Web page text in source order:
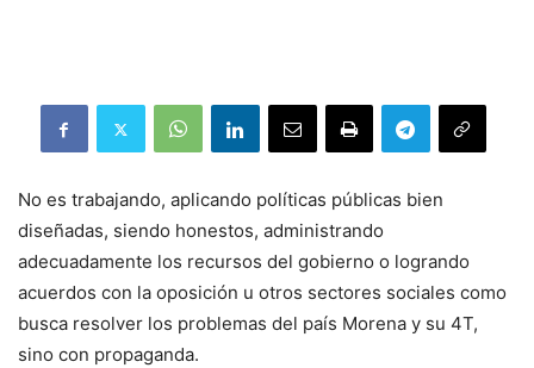
No es trabajando, aplicando políticas públicas bien
diseñadas, siendo honestos, administrando
adecuadamente los recursos del gobierno o logrando
acuerdos con la oposición u otros sectores sociales como
busca resolver los problemas del país Morena y su 4T,
sino con propaganda.